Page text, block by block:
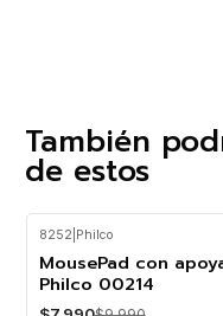
También
de estos
-20%OFF
8252 Philco
MousePad con
Philco 00214